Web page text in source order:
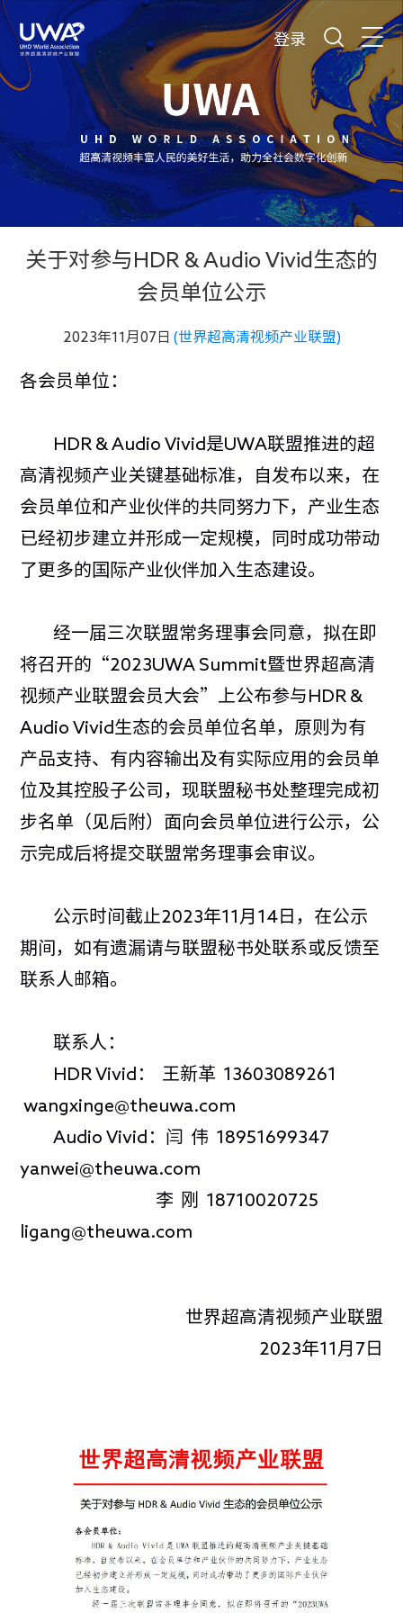
登录
关于对参与HDR & Audio Vivid生态的
会员单位公示
2023年11月07日 (世界超高清视频产业联盟)
各会员单位：
HDR & Audio Vivid是UWA联盟推进的超
高清视频产业关键基础标准，自发布以来，在
会员单位和产业伙伴的共同努力下，产业生态
已经初步建立并形成一定规模，同时成功带动
了更多的国际产业伙伴加入生态建设。
经一届三次联盟常务理事会同意，拟在即
将召开的“2023UWA Summit暨世界超高清
视频产业联盟会员大会”上公布参与HDR &
Audio Vivid生态的会员单位名单，原则为有
产品支持、有内容输出及有实际应用的会员单
位及其控股子公司，现联盟秘书处整理完成初
步名单（见后附）面向会员单位进行公示，公
示完成后将提交联盟常务理事会审议。
公示时间截止2023年11月14日，在公示
期间，如有遗漏请与联盟秘书处联系或反馈至
联系人邮箱。
联系人：
HDR Vivid： 王新革 13603089261
wangxinge@theuwa.com
Audio Vivid：闫 伟 18951699347
yanwei@theuwa.com
李 刚 18710020725
ligang@theuwa.com
世界超高清视频产业联盟
2023年11月7日